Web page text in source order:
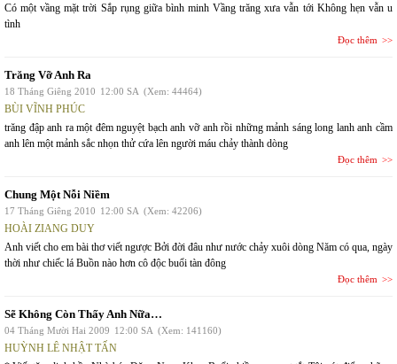
Có một vầng mặt trời Sắp rụng giữa bình minh Vầng trăng xưa vẫn tới Không hẹn vẫn u
tình
Đọc thêm
Trăng Vỡ Anh Ra
18 Tháng Giêng 2010 12:00 SA (Xem: 44464)
BÙI VĨNH PHÚC
trăng đập anh ra một đêm nguyệt bạch anh vỡ anh rồi những mảnh sáng long lanh anh cầm
anh lên một mảnh sắc nhọn thử cứa lên người máu chảy thành dòng
Đọc thêm
Chung Một Nỗi Niềm
17 Tháng Giêng 2010 12:00 SA (Xem: 42206)
HOÀI ZIANG DUY
Anh viết cho em bài thơ viết ngược Bởi đời đâu như nước chảy xuôi dòng Năm có qua, ngày
thời như chiếc lá Buồn nào hơn cô độc buổi tàn đông
Đọc thêm
Sẽ Không Còn Thấy Anh Nữa…
04 Tháng Mười Hai 2009 12:00 SA (Xem: 141160)
HUỲNH LÊ NHẬT TẤN